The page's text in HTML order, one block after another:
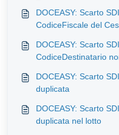
DOCEASY: Scarto
CodiceFiscale del
DOCEASY: Scarto
CodiceDestinatario
DOCEASY: Scarto
duplicata
DOCEASY: Scarto
duplicata nel lotto